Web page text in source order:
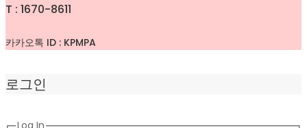
T : 1670-8611
카카오톡 ID : KPMPA
로그인